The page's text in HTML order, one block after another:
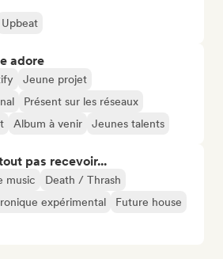
Upbeat
adore
Jeune projet
Présent sur les réseaux
Album à venir Jeunes talents
pas recevoir...
music
Death / Thrash
expérimental
Future house